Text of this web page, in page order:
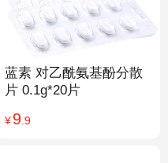
蓝素 对乙酰氨基酚分散
片 0.1g*20片
¥9.9